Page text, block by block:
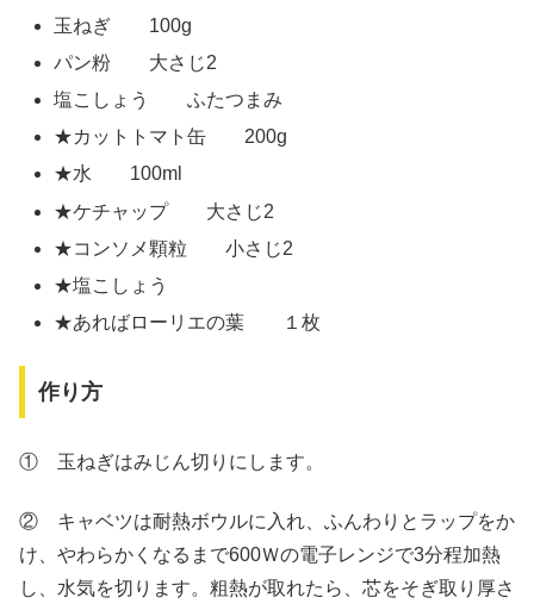
玉ねぎ 100g
パン粉 大さじ2
塩こしょう ふたつまみ
★カットトマト缶 200g
★水 100ml
★ケチャップ 大さじ2
★コンソメ顆粒 小さじ2
★塩こしょう
★あればローリエの葉 １枚
作り方
① 玉ねぎはみじん切りにします。
② キャベツは耐熱ボウルに入れ、ふんわりとラップをか
け、やわらかくなるまで600Ｗの電子レンジで3分程加熱
し、水気を切ります。粗熱が取れたら、芯をそぎ取り厚さ